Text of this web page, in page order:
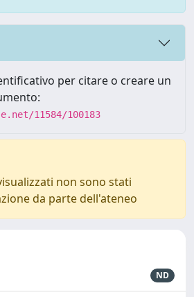
per citare o creare un
11584/100183
non sono stati
da parte dell'ateneo
ND